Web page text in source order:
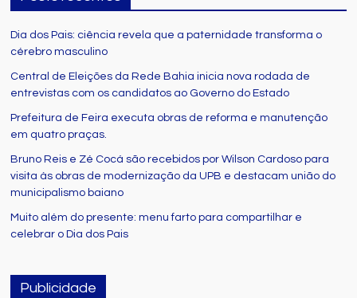
Dia dos Pais: ciência revela que a paternidade transforma o
cérebro masculino
Central de Eleições da Rede Bahia inicia nova rodada de
entrevistas com os candidatos ao Governo do Estado
Prefeitura de Feira executa obras de reforma e manutenção
em quatro praças.
Bruno Reis e Zé Cocá são recebidos por Wilson Cardoso para
visita às obras de modernização da UPB e destacam união do
municipalismo baiano
Muito além do presente: menu farto para compartilhar e
celebrar o Dia dos Pais
Publicidade